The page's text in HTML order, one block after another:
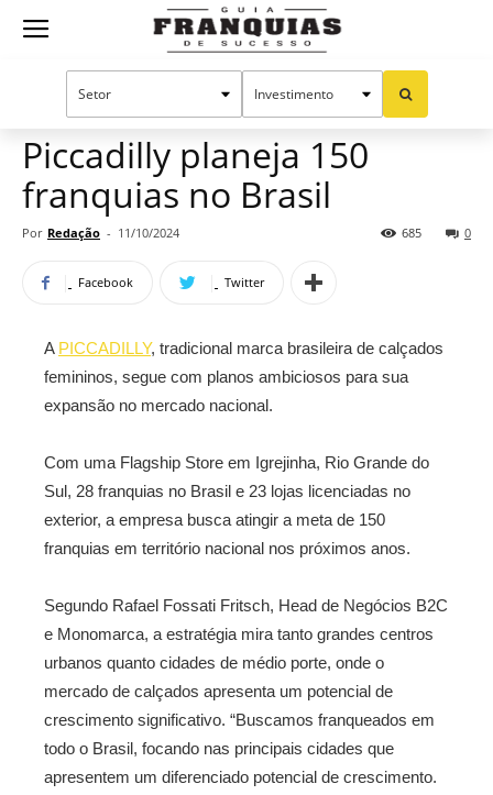
Guia
Mercado de franquias
Piccadilly planeja 150
franquias no Brasil
Por Redação - 11/10/2024 0
685
Facebook Twitter
A PICCADILLY, tradicional marca brasileira de calçados
femininos, segue com planos ambiciosos para sua
expansão no mercado nacional.
Com uma Flagship Store em Igrejinha, Rio Grande do
Sul, 28 franquias no Brasil e 23 lojas licenciadas no
exterior, a empresa busca atingir a meta de 150
franquias em território nacional nos próximos anos.
Segundo Rafael Fossati Fritsch, Head de Negócios B2C
e Monomarca, a estratégia mira tanto grandes centros
urbanos quanto cidades de médio porte, onde o
mercado de calçados apresenta um potencial de
crescimento significativo. “Buscamos franqueados em
todo o Brasil, focando nas principais cidades que
apresentem um diferenciado potencial de crescimento.